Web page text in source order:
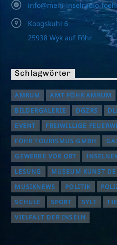
info@mein-inselradio-
Koogskuhl 6
25938 Wyk auf Föhr
Schlagwörter
AMRUM AMT FÖHR AMRUM
BILDERGALERIE
DGZRS
EVENT
FREIWILLIGE
FÖHR TOURISMUS GMBH
GEWERBE VOR ORT
LESUNG
MUSEUM KUNST
MUSIKNEWS
POLITIK
SCHULE
SPORT SYLT
VIELFALT DER INSELN